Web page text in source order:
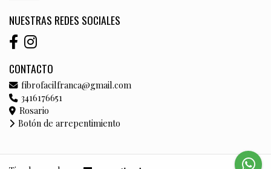
NUESTRAS REDES SOCIALES
CONTACTO
fibrofacilfranca@gmail.com
3416176651
Rosario
Botón de arrepentimiento